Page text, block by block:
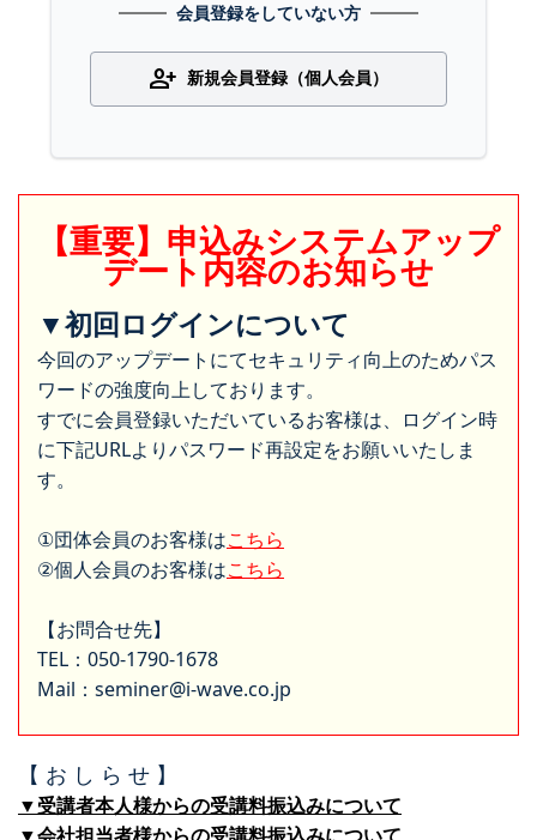
会員登録をしていない方
person_add 新規会員登録（個人会員）
【重要】申込みシステムアップ
デート内容のお知らせ
▼初回ログインについて
今回のアップデートにてセキュリティ向上のためパス
ワードの強度向上しております。
すでに会員登録いただいているお客様は、ログイン時
に下記URLよりパスワード再設定をお願いいたしま
す。
①団体会員のお客様はこちら
②個人会員のお客様はこちら
【お問合せ先】
TEL：050-1790-1678
Mail：seminer@i-wave.co.jp
【 お し ら せ 】
▼受講者本人様からの受講料振込みについて